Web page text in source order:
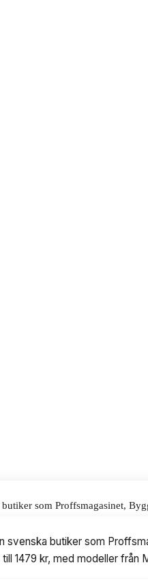
som Proffsmagasinet,
butiker som
1479 kr, med modeller från